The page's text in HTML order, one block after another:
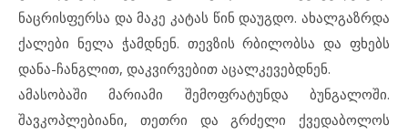
ნაცრისფერსა და მაკე კატას წინ დაუგდო. ახალგაზრდა
ქალები ნელა ჭამდნენ. თევზის რბილობსა და ფხებს
დანა-ჩანგლით, დაკვირვებით აცალკევებდნენ.
ამასობაში მარიამი შემოფრატუნდა ბუნგალოში.
შავკოპლებიანი, თეთრი და გრძელი ქვედაბოლოს